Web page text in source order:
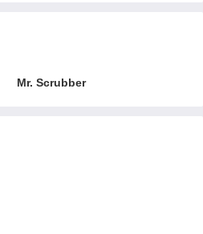
Mr. Scrubber